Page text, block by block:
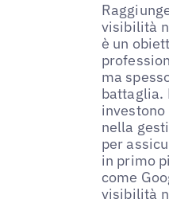
visibilità
è un
ma
battaglia.
investono
nella
per
in primo
come
visibilità